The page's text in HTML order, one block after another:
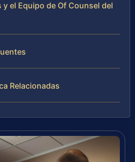
y el Equipo de Of Counsel del
Relacionadas